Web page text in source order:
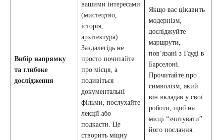
Вибір напрямку
та глибоке
дослідження
вашими інтересами
(мистецтво,
історія,
архітектура).
Заздалегідь не
просто почитайте
про місця, а
подивіться
документальні
фільми, послухайте
лекції або
подкасти. Це
створить міцну
Якщо вас цікавить
модернізм,
досліджуйте
маршрути,
пов’язані з Гауді в
Барселоні.
Прочитайте про
символізм, який
він вкладав у свої
роботи, щоб на
місці “зчитувати”
його послання.